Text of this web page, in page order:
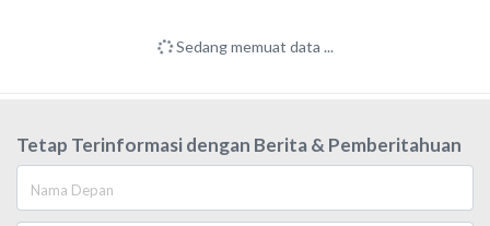
Sedang memuat data ...
Tetap Terinformasi dengan Berita & Pemberitahuan